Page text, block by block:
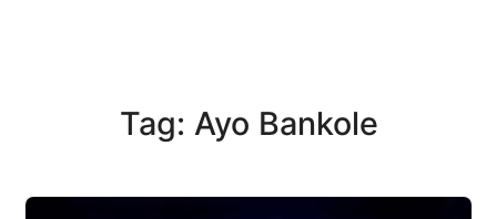
Tag: Ayo Bankole